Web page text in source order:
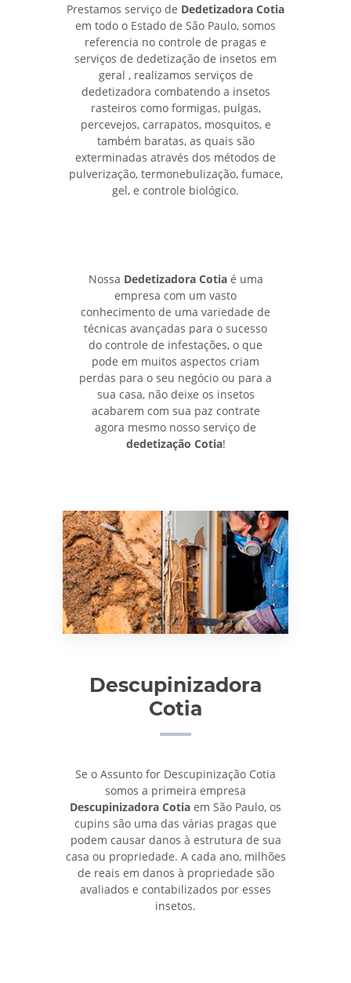
Prestamos serviço de Dedetizadora Cotia
em todo o Estado de São Paulo, somos
referencia no controle de pragas e
serviços de dedetização de insetos em
geral , realizamos serviços de
dedetizadora combatendo a insetos
rasteiros como formigas, pulgas,
percevejos, carrapatos, mosquitos, e
também baratas, as quais são
exterminadas através dos métodos de
pulverização, termonebulização, fumace,
gel, e controle biológico.
Nossa Dedetizadora Cotiaé uma
empresa com um vasto
conhecimento de uma variedade de
técnicas avançadas para o sucesso
do controle de infestações, o que
pode em muitos aspectos criam
perdas para o seu negócio ou para a
sua casa, não deixe os insetos
acabarem com sua paz contrate
agora mesmo nosso serviço de
dedetização Cotia!
Descupinizadora
Cotia
Se o Assunto for Descupinização Cotia
somos a primeira empresa
Descupinizadora Cotia em São Paulo, os
cupins são uma das várias pragas que
podem causar danos à estrutura de sua
casa ou propriedade. A cada ano, milhões
de reais em danos à propriedade são
avaliados e contabilizados por esses
insetos.